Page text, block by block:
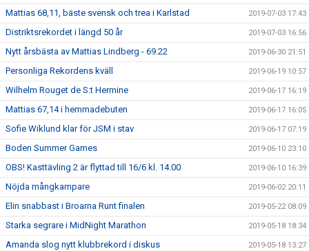
Mattias 68,11, bäste svensk och trea i Karlstad 2019-07-03 17:43
Distriktsrekordet i längd 50 år 2019-07-03 16:56
Nytt årsbästa av Mattias Lindberg - 69.22 2019-06-30 21:51
Personliga Rekordens kväll 2019-06-19 10:57
Wilhelm Rouget de S:t Hermine 2019-06-17 16:19
Mattias 67,14 i hemmadebuten 2019-06-17 16:05
Sofie Wiklund klar för JSM i stav 2019-06-17 07:19
Boden Summer Games 2019-06-10 23:10
OBS! Kasttävling 2 är flyttad till 16/6 kl. 14.00 2019-06-10 16:39
Nöjda mångkampare 2019-06-02 20:11
Elin snabbast i Broarna Runt finalen 2019-05-22 08:09
Starka segrare i MidNight Marathon 2019-05-18 18:34
Amanda slog nytt klubbrekord i diskus 2019-05-18 13:27